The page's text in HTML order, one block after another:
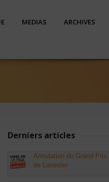
MEDIAS ARCHIVES
Derniers articles
Annulation du Grand
de Lanester